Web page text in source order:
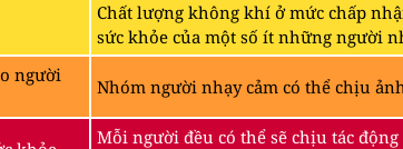
Chất lượng không khí ở mức chấp
sức khỏe của một số ít những người
người
Nhóm người nhạy cảm có thể chịu
Mỗi người đều có thể sẽ chịu tác